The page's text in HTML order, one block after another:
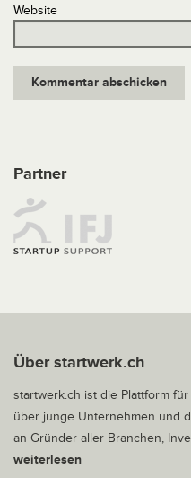
Website
Partner
Über startwerk.ch
startwerk.ch ist die Plattform
über junge Unternehmen und
an Gründer aller Branchen,
weiterlesen